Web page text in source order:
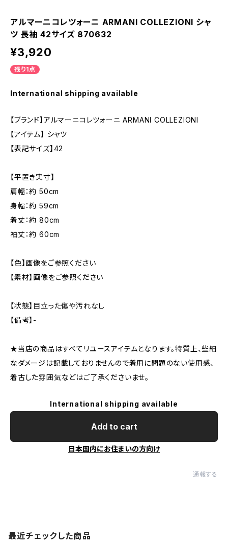
アルマーニコレツォーニ ARMANI COLLEZIONI シャ
ツ 長袖 42サイズ 870632
¥3,920
残り1点
International shipping available
【ブランド】アルマーニコレツォーニ ARMANI COLLEZIONI
【アイテム】 シャツ
【表記サイズ】42
【平置き実寸】
肩幅：約 50cm
身幅：約 59cm
着丈：約 80cm
袖丈：約 60cm
【色】画像をご参照ください
【素材】画像をご参照ください
【状態】目立った傷や汚れなし
【備考】-
★当店の商品はすべてリユースアイテムとなります。特質上、些細
なダメージは記載しておりませんので着用に問題のない使用感、
着古した雰囲気などはご了承くださいませ。
International shipping available
Add to cart
日本国内にお住まいの方向け
通報する
最近チェックした商品